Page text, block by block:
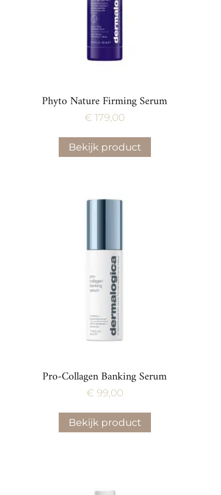
Phyto Nature Firming Serum
€ 179,00
Bekijk product
Pro-Collagen Banking Serum
€ 99,00
Bekijk product